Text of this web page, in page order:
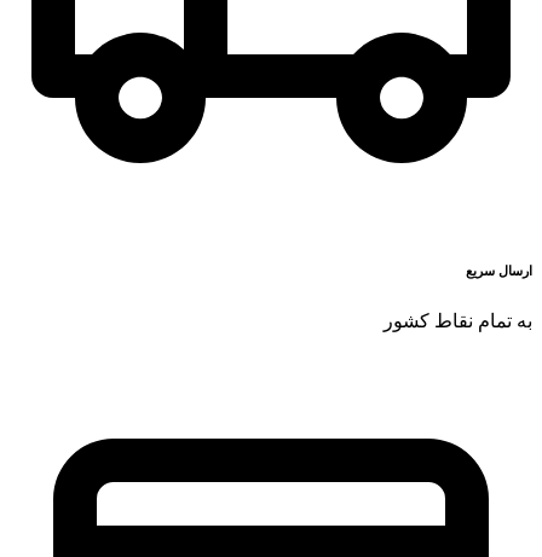
ارسال سریع
به تمام نقاط کشور